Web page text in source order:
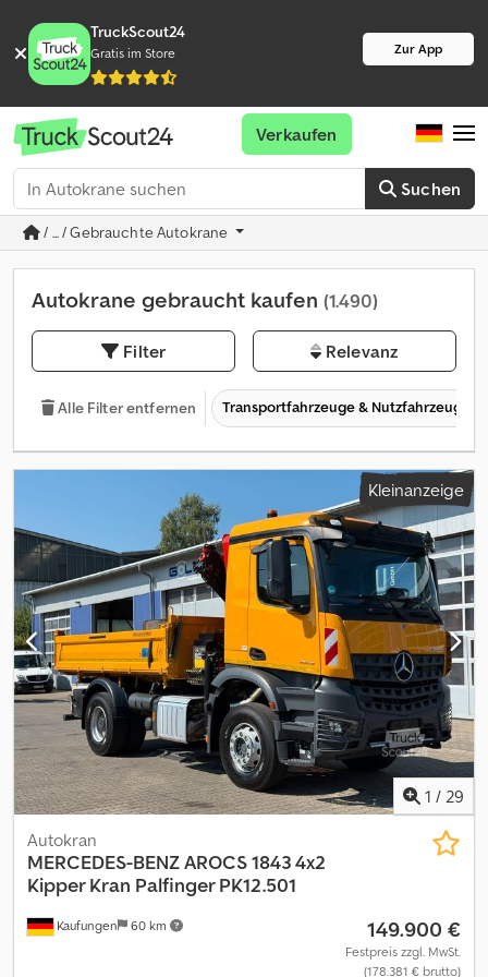
TruckScout24
Gratis im Store Zur App
Suchen
Verkaufen
/ ... / Gebrauchte Autokrane
Autokrane gebraucht kaufen (1.490)
Filter Relevanz
Alle Filter entfernen Transportfahrzeuge & Nutzfahrzeuge
Kleinanzeige
1 / 29
Kaufungen 60 km
Autokran
MERCEDES-BENZAROCS 1843 4x2
Kipper Kran Palfinger PK12.501
149.900 €
Festpreis zzgl. MwSt.
(178.381 € brutto)